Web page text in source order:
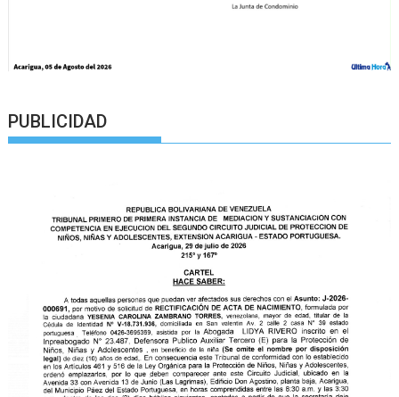
PUBLICIDAD